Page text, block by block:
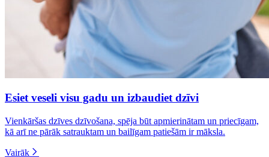
Esiet veseli visu gadu un izbaudiet dzīvi
Vienkāršas dzīves dzīvošana, spēja būt apmierinātam un priecīgam,
kā arī ne pārāk satrauktam un bailīgam patiešām ir māksla.
Vairāk